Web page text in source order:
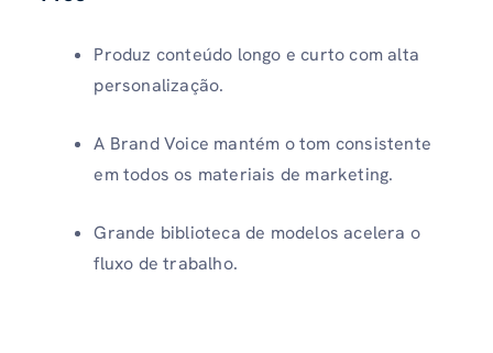
Produz conteúdo longo e curto com alta
personalização.
A Brand Voice mantém o tom consistente
em todos os materiais de marketing.
Grande biblioteca de modelos acelera o
fluxo de trabalho.